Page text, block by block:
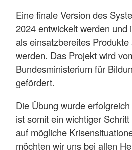
Eine finale Version des
2024 entwickelt werden und
als einsatzbereites Produkte
werden. Das Projekt wird
Bundesministerium für
gefördert.
Die Übung wurde
ist somit ein wichtiger
auf mögliche
möchten wir uns bei allen